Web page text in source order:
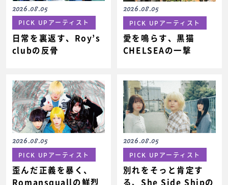
2026.08.05
PICK UPアーティスト
日常を裏返す、Roy’s
clubの反骨
2026.08.05
PICK UPアーティスト
愛を鳴らす、黒猫
CHELSEAの一撃
2026.08.05
PICK UPアーティスト
歪んだ正義を暴く、
Romansquallの鮮烈
2026.08.05
PICK UPアーティスト
別れをそっと肯定す
る、She Side Shipの